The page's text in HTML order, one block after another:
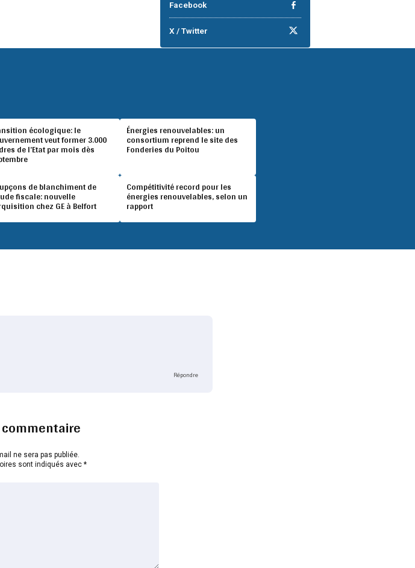
Facebook
X / Twitter
écologique: le
veut former 3.000
de l’Etat par mois dès
Énergies renouvelables: un
consortium reprend le site des
Fonderies du Poitou
de blanchiment de
fiscale: nouvelle
chez GE à Belfort
Compétitivité record pour les
énergies renouvelables, selon un
rapport
Répondre
ne sera pas publiée.
sont indiqués avec *